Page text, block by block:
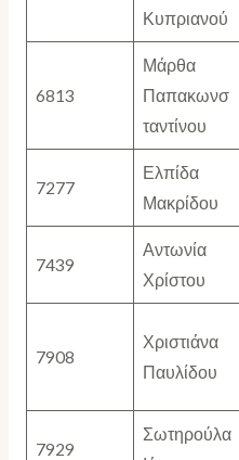
Κυπριανού
6813
Μάρθα
Παπακωνσ
ταντίνου
7277
Ελπίδα
Μακρίδου
7439
Αντωνία
Χρίστου
7908
Χριστιάνα
Παυλίδου
7929
Σωτηρούλα